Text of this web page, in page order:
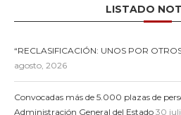
LISTADO
“RECLASIFICACIÓN: UNOS POR
agosto, 2026
Convocadas más de 5.000 plazas de
Administración General del Estado 30